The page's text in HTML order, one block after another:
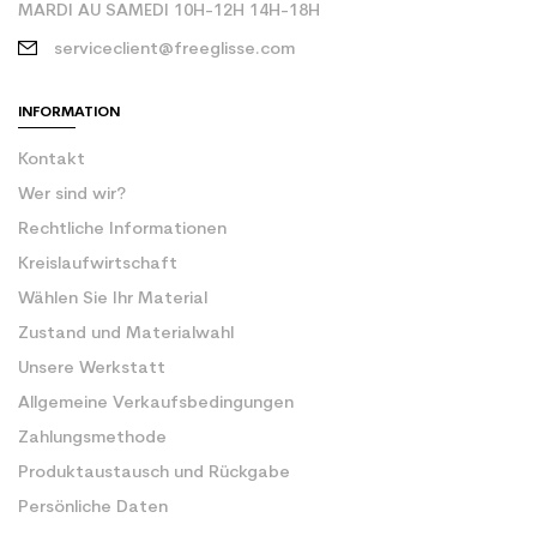
MARDI AU SAMEDI 10H-12H 14H-18H
serviceclient@freeglisse.com
INFORMATION
Kontakt
Wer sind wir?
Rechtliche Informationen
Kreislaufwirtschaft
Wählen Sie Ihr Material
Zustand und Materialwahl
Unsere Werkstatt
Allgemeine Verkaufsbedingungen
Zahlungsmethode
Produktaustausch und Rückgabe
Persönliche Daten